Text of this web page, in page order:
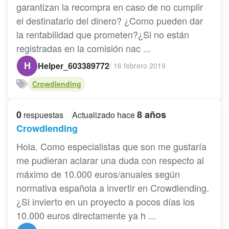
garantizan la recompra en caso de no cumplir
el destinatario del dinero? ¿Como pueden dar
la rentabilidad que prometen?¿Si no están
registradas en la comisión nac ...
H
Helper_603389772/ 16 febrero 2019
Crowdlending
0 respuestas Actualizado hace8 años
Crowdlending
Hola. Como especialistas que son me gustaría
me pudieran aclarar una duda con respecto al
máximo de 10.000 euros/anuales según
normativa española a invertir en Crowdlending.
¿Si invierto en un proyecto a pocos días los
10.000 euros directamente ya h ...